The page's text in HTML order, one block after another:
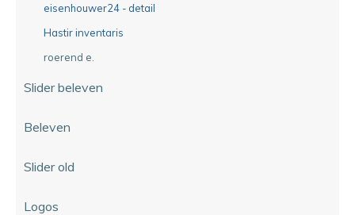
eisenhouwer24 - detail
Hastir inventaris
roerend e.
Slider beleven
Beleven
Slider old
Logos